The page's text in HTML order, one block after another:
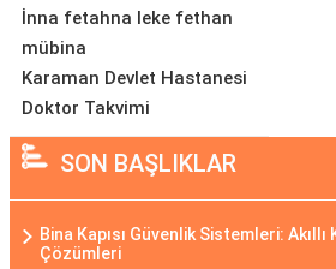
İnna fetahna leke fethan
mübina
Karaman Devlet Hastanesi
Doktor Takvimi
SON BAŞLIKLAR
Bina Kapısı Güvenlik Sistemleri:
Çözümleri